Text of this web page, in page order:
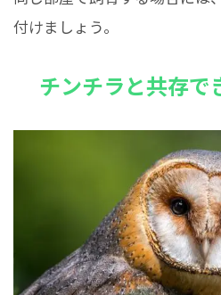
付けましょう。
チンチラと共存で